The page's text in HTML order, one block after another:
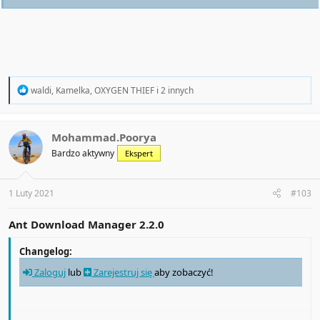
R
t
i
o
s
:
waldi, Kamelka,OXYGEN THIEF i 2 innych
Mohammad.Poorya
Bardzo aktywny Ekspert
1 Luty 2021 #103
Ant Download Manager 2.2.0
Changelog:
Zaloguj lub Zarejestruj sięaby zobaczyć!